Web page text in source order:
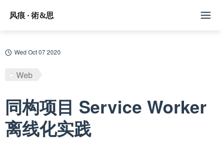
风痕 · 術&思
文章
标签
Github
Wed Oct 07 2020
Web
同构项目 Service Worker
离线化实践